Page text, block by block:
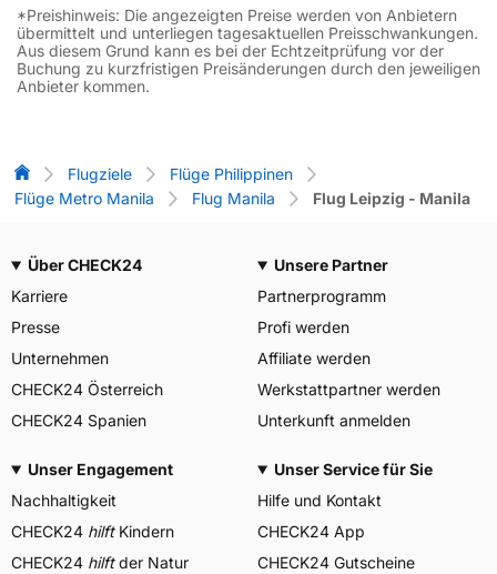
*Preishinweis: Die angezeigten Preise werden von Anbietern
übermittelt und unterliegen tagesaktuellen Preisschwankungen.
Aus diesem Grund kann es bei der Echtzeitprüfung vor der
Buchung zu kurzfristigen Preisänderungen durch den jeweiligen
Anbieter kommen.
Flug-Vergleich
Flugziele
Flüge Philippinen
Flüge Metro Manila
Flug Manila Flug Leipzig - Manila
Über CHECK24
Karriere
Presse
Unternehmen
CHECK24 Österreich
CHECK24 Spanien
Unsere Partner
Partnerprogramm
Profi werden
Affiliate werden
Werkstattpartner werden
Unterkunft anmelden
Unser Engagement
Nachhaltigkeit
CHECK24 hilftKindern
CHECK24 hilftder Natur
Unser Service für Sie
Hilfe und Kontakt
CHECK24 App
CHECK24 Gutscheine